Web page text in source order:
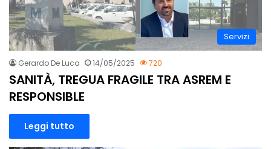
Servizi
Gerardo De Luca 14/05/2025 720
SANITÀ, TREGUA FRAGILE TRA ASREM E
RESPONSIBLE
Leggi tutto